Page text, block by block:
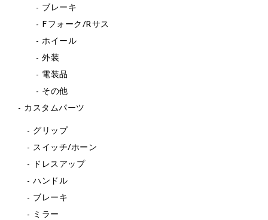
ブレーキ
Fフォーク/Rサス
ホイール
外装
電装品
その他
カスタムパーツ
グリップ
スイッチ/ホーン
ドレスアップ
ハンドル
ブレーキ
ミラー